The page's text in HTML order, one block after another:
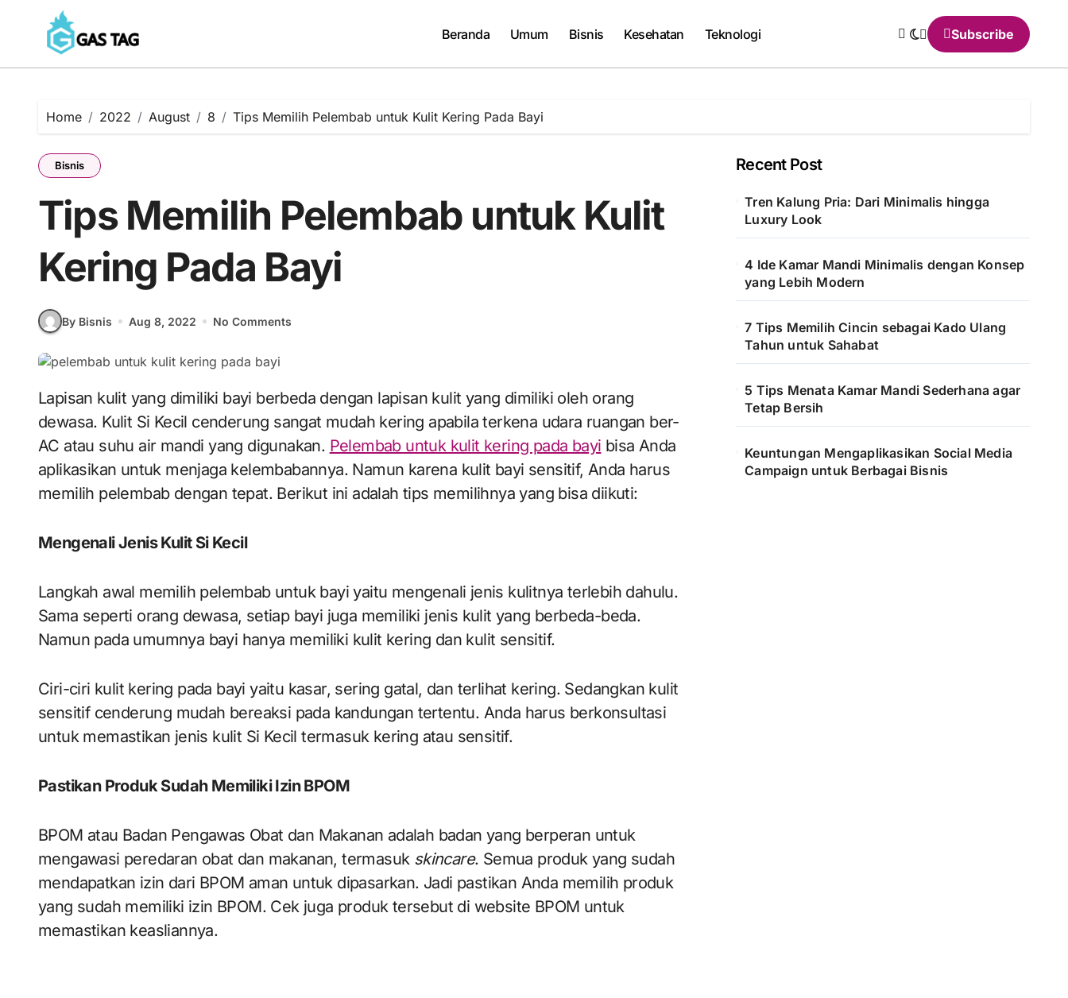
Beranda Umum Bisnis Kesehatan Teknologi Subscribe
Home 2022 August 8 Tips Memilih Pelembab untuk Kulit Kering Pada Bayi
Bisnis
Tips Memilih Pelembab untuk Kulit
Kering Pada Bayi
By Bisnis Aug 8, 2022 No Comments
Lapisan kulit yang dimiliki bayi berbeda dengan lapisan kulit yang dimiliki oleh orang
dewasa. Kulit Si Kecil cenderung sangat mudah kering apabila terkena udara ruangan ber-
AC atau suhu air mandi yang digunakan. Pelembab untuk kulit kering pada bayi bisa Anda
aplikasikan untuk menjaga kelembabannya. Namun karena kulit bayi sensitif, Anda harus
memilih pelembab dengan tepat. Berikut ini adalah tips memilihnya yang bisa diikuti:
Mengenali Jenis Kulit Si Kecil
Langkah awal memilih pelembab untuk bayi yaitu mengenali jenis kulitnya terlebih dahulu.
Sama seperti orang dewasa, setiap bayi juga memiliki jenis kulit yang berbeda-beda.
Namun pada umumnya bayi hanya memiliki kulit kering dan kulit sensitif.
Ciri-ciri kulit kering pada bayi yaitu kasar, sering gatal, dan terlihat kering. Sedangkan kulit
sensitif cenderung mudah bereaksi pada kandungan tertentu. Anda harus berkonsultasi
untuk memastikan jenis kulit Si Kecil termasuk kering atau sensitif.
Pastikan Produk Sudah Memiliki Izin BPOM
BPOM atau Badan Pengawas Obat dan Makanan adalah badan yang berperan untuk
mengawasi peredaran obat dan makanan, termasuk skincare. Semua produk yang sudah
mendapatkan izin dari BPOM aman untuk dipasarkan. Jadi pastikan Anda memilih produk
yang sudah memiliki izin BPOM. Cek juga produk tersebut di website BPOM untuk
memastikan keasliannya.
Recent Post
Tren Kalung Pria: Dari Minimalis hingga
Luxury Look
4 Ide Kamar Mandi Minimalis dengan Konsep
yang Lebih Modern
7 Tips Memilih Cincin sebagai Kado Ulang
Tahun untuk Sahabat
5 Tips Menata Kamar Mandi Sederhana agar
Tetap Bersih
Keuntungan Mengaplikasikan Social Media
Campaign untuk Berbagai Bisnis